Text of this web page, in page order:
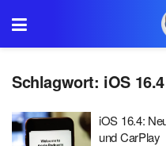
Schlagwort: iOS 16.4
iOS 16.4:
und CarPlay